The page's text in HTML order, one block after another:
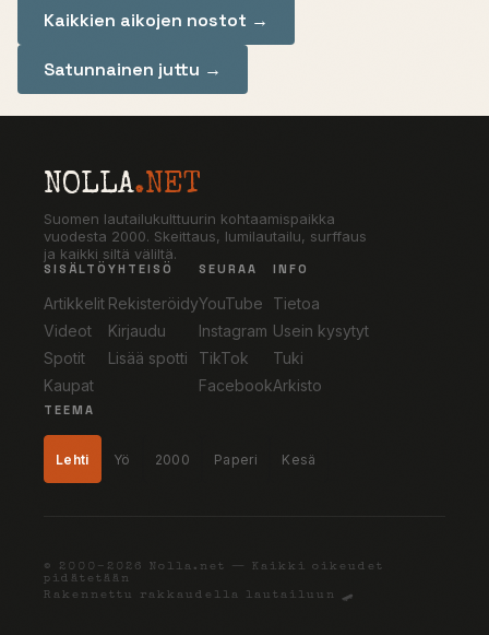
Kaikkien aikojen nostot →
Satunnainen juttu →
NOLLA.NET
Suomen lautailukulttuurin kohtaamispaikka
vuodesta 2000. Skeittaus, lumilautailu, surffaus
ja kaikki siltä väliltä.
SISÄLTÖ
Artikkelit
Videot
Spotit
Kaupat
YHTEISÖ
Rekisteröidy
Kirjaudu
Lisää spotti
SEURAA
YouTube
Instagram
TikTok
Facebook
INFO
Tietoa
Usein kysytyt
Tuki
Arkisto
TEEMA
Lehti Yö 2000 Paperi Kesä
© 2000–2026 Nolla.net — Kaikki oikeudet
pidätetään
Rakennettu rakkaudella lautailuun 🛹